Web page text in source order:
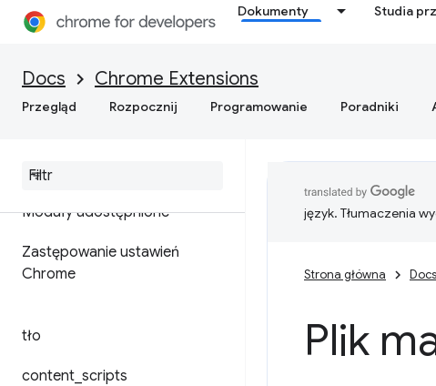
Dokumenty Studia
Docs Chrome Extensions
Przegląd Rozpocznij Programowanie Poradniki
Format pliku manifestu
Moduły udostępnione
Zastępowanie ustawień
Chrome
tło
content scripts
język. Tłumaczenia
Strona główna Docs
Plik